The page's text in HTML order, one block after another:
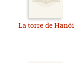
La torre de Hanói